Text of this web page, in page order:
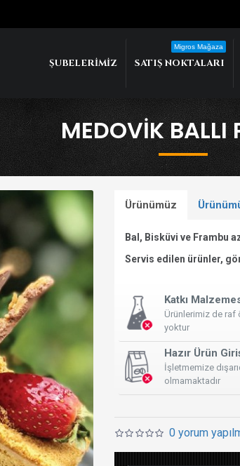
ŞUBELERIMIZ SATIŞ NOKTALARI
Migros Mağaza
MEDOVIK BALLI
Katkı
Ürünlerimiz de raf
yoktur
Hazır Ürün
İşletmemize
olmamaktadır
Ürünümüz
Bal, Bisküvi ve Frambu
Servis edilen ürünler,
0 yorum